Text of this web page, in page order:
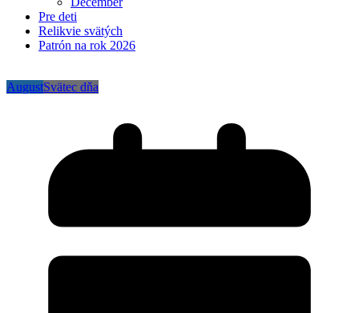
Pre deti
Relikvie svätých
Patrón na rok 2026
AugustSvätec dňa